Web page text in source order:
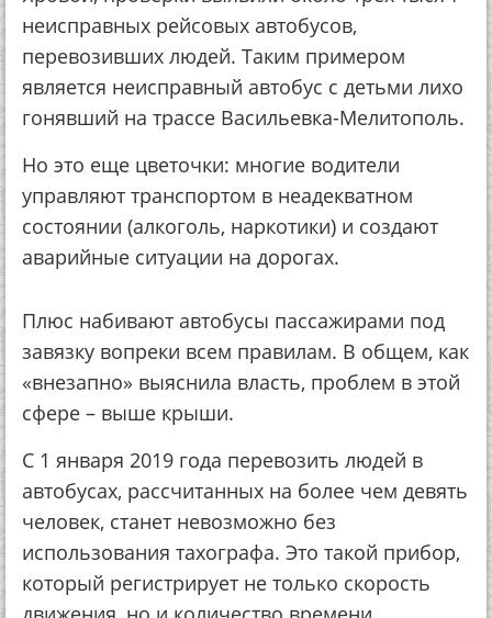
неисправных рейсовых автобусов,
перевозивших людей. Таким примером
является неисправный автобус с детьми лихо
гонявший на трассе Васильевка-Мелитополь.
Но это еще цветочки: многие водители
управляют транспортом в неадекватном
состоянии (алкоголь, наркотики) и создают
аварийные ситуации на дорогах.
Плюс набивают автобусы пассажирами под
завязку вопреки всем правилам. В общем, как
«внезапно» выяснила власть, проблем в этой
сфере – выше крыши.
С 1 января 2019 года перевозить людей в
автобусах, рассчитанных на более чем девять
человек, станет невозможно без
использования тахографа. Это такой прибор,
который регистрирует не только скорость